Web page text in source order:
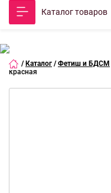
Каталог товаров
/ Каталог / Фетиш и БДСМ
красная